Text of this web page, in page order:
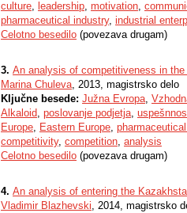
culture, leadership, motivation,
pharmaceutical industry, industrial
Celotno besedilo (povezava drugam)
3. An analysis of competitiveness in
Marina Chuleva, 2013, magistrsko delo
Ključne besede: Južna Evropa,
Alkaloid, poslovanje podjetja,
Europe, Eastern Europe,
competitivity, competition, analysis
Celotno besedilo (povezava drugam)
4. An analysis of entering the
Vladimir Blazhevski, 2014, magistrsko